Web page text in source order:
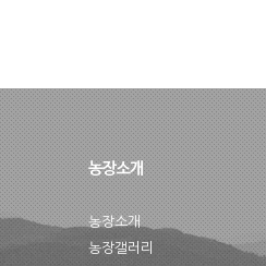
농장소개
농장갤러리